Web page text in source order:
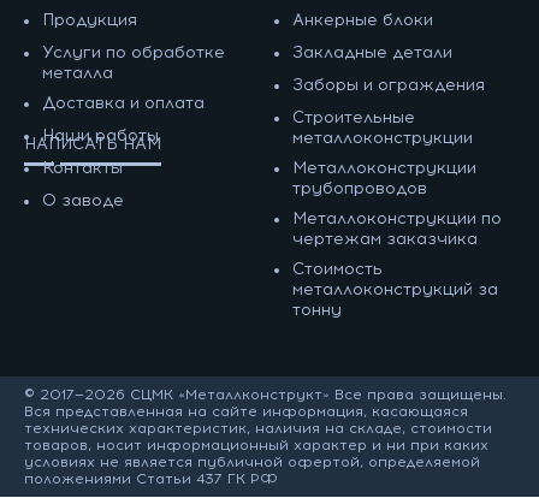
Продукция
Услуги по обработке
металла
Доставка и оплата
Наши работы
Контакты
О заводе
Анкерные блоки
Закладные детали
Заборы и ограждения
Строительные
металлоконструкции
Металлоконструкции
трубопроводов
Металлоконструкции по
чертежам заказчика
Cтоимость
металлоконструкций за
тонну
НАПИСАТЬ НАМ
© 2017—2026 СЦМК «Металлконструкт» Все права защищены.
Вся представленная на сайте информация, касающаяся
технических характеристик, наличия на складе, стоимости
товаров, носит информационный характер и ни при каких
условиях не является публичной офертой, определяемой
положениями Статьи 437 ГК РФ